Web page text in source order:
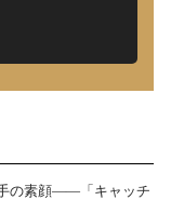
の素顔――「キャッチ